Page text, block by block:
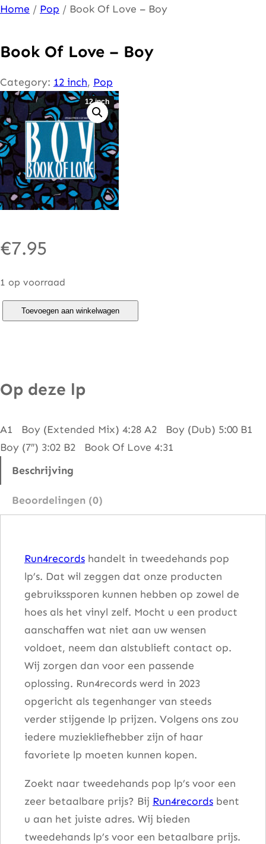
Ga
de
inhoud
Home / Pop / Book Of Love – Boy
Book Of Love – Boy
Category: 12 inch, Pop
12 inch
€7.95
1 op voorraad
f
o
v
–
Toevoegen aan winkelwagen
Op deze lp
A1 Boy (Extended Mix) 4:28 A2 Boy (Dub) 5:00 B1
Boy (7″) 3:02 B2 Book Of Love 4:31
Beschrijving
Beoordelingen (0)
Run4records handelt in tweedehands pop
lp’s. Dat wil zeggen dat onze producten
gebruikssporen kunnen hebben op zowel de
hoes als het vinyl zelf. Mocht u een product
aanschaffen wat niet aan uw wensen
voldoet, neem dan alstublieft contact op.
Wij zorgen dan voor een passende
oplossing. Run4records werd in 2023
opgericht als tegenhanger van steeds
verder stijgende lp prijzen. Volgens ons zou
iedere muziekliefhebber zijn of haar
favoriete lp moeten kunnen kopen.
Zoekt naar tweedehands pop lp’s voor een
zeer betaalbare prijs? Bij Run4records bent
u aan het juiste adres. Wij bieden
tweedehands lp’s voor een betaalbare prijs.